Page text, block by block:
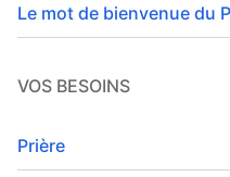
Le mot de bienvenue du
VOS BESOINS
Prière